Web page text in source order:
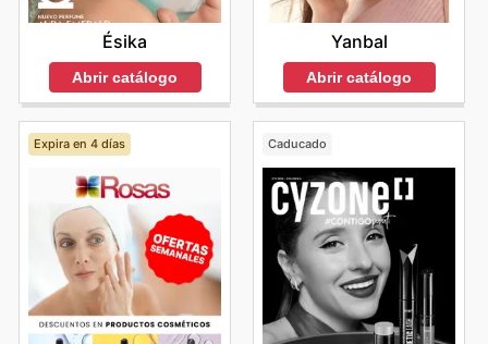
Ésika
Abrir catálogo
Yanbal
Abrir catálogo
Expira en 4 días Caducado